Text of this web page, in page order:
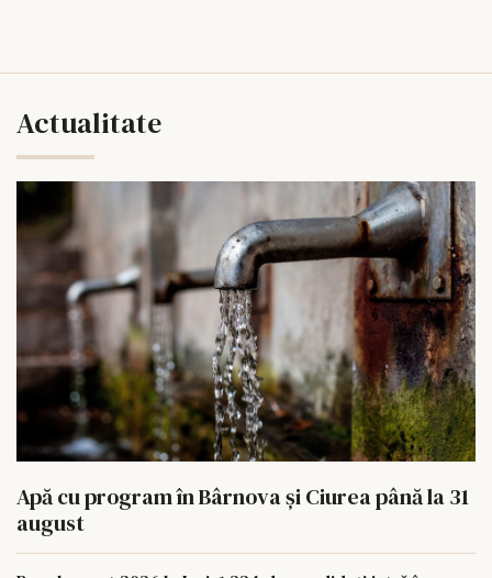
Actualitate
Apă cu program în Bârnova și Ciurea până la 31
august